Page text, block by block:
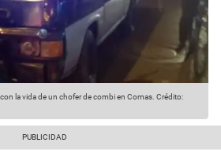
la vida de un chofer de combi en Comas. Crédito: